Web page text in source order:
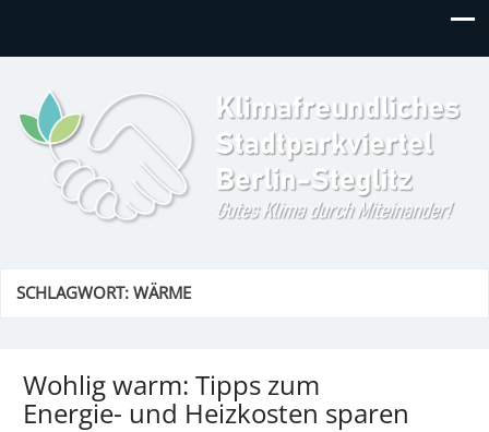
Klimafreundliches
Stadtparkviertel
Gutes Klima durch Miteinander in Berlin-Steglitz!
SCHLAGWORT:WÄRME
Wohlig warm: Tipps zum
Energie- und Heizkosten sparen